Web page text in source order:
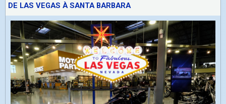
DE LAS VEGAS À SANTA BARBARA